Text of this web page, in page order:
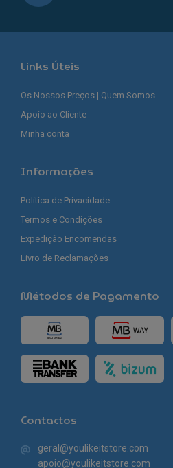
Links Úteis
Os Nossos Preços | Quem Somos
Apoio ao Cliente
Minha conta
Informações
Política de Privacidade
Termos e Condições
Expedição Encomendas
Livro de Reclamações
Métodos de Pagamento
Contactos
geral@youlikeitstore.com
apoio@youlikeitstore.com